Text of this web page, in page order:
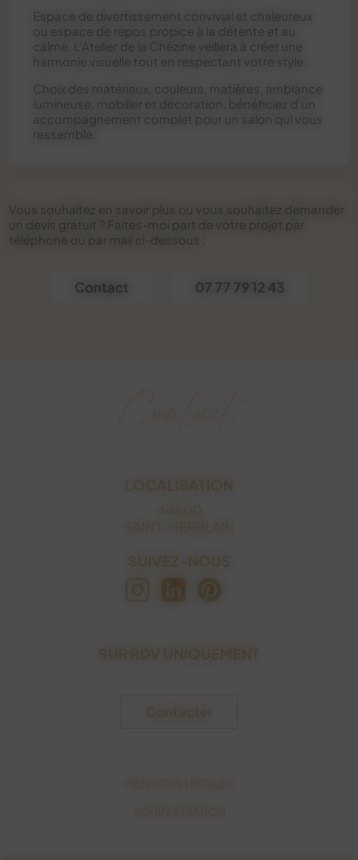
Espace de divertissement convivial et chaleureux
ou espace de repos propice à la détente et au
calme, L'Atelier de la Chézine veillera à créer une
harmonie visuelle tout en respectant votre style.
Choix des matériaux, couleurs, matières, ambiance
lumineuse, mobilier et décoration, bénéficiez d'un
accompagnement complet pour un salon qui vous
ressemble.
Vous souhaitez en savoir plus ou vous souhaitez demander
un devis gratuit ? Faites-moi part de votre projet par
téléphone ou par mail ci-dessous :
Contact 07 77 79 12 43